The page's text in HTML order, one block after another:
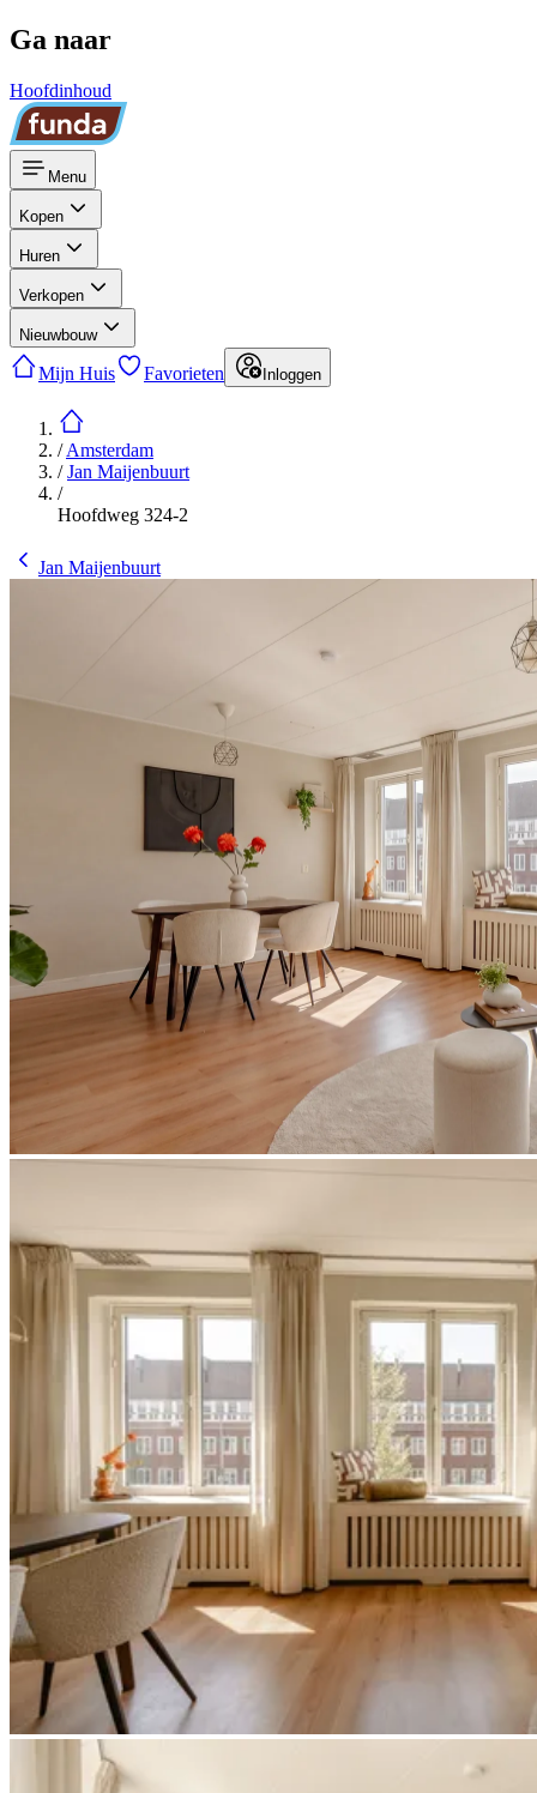
Ga naar
Hoofdinhoud
Menu
Kopen
Huren
Verkopen
Nieuwbouw
Mijn Huis Favorieten Inloggen
/Amsterdam
/Jan Maijenbuurt
/
Hoofdweg 324-2
Jan Maijenbuurt